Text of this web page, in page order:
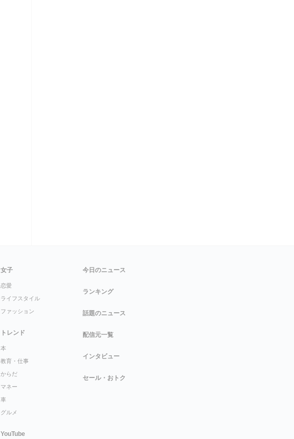
女子
恋愛
ライフスタイル
ファッション
トレンド
本
教育・仕事
からだ
マネー
車
グルメ
YouTube
今日のニュース
ランキング
話題のニュース
配信元一覧
インタビュー
セール・おトク